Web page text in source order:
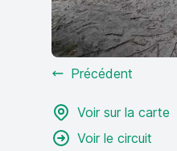
Précédent
Voir sur la carte
Voir le circuit